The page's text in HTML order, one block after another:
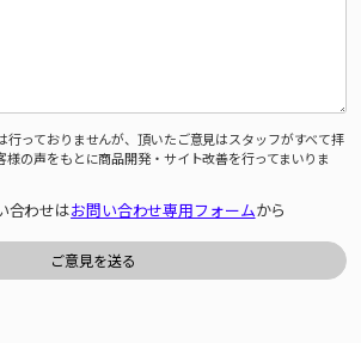
行っておりませんが、頂いたご意見はスタッフがすべて拝
様の声をもとに商品開発・サイト改善を行ってまいりま
合わせはお問い合わせ専用フォームから